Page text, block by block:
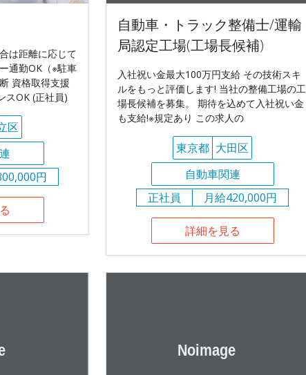
は距離に応じて
通勤OK（※駐車
資格取得支援
スOK (正社員)
区
円
自動車・トラック整備士/運輸
局認定工場(工場長候補)
入社祝い金最大100万円支給 その技術スキ
ルをもっと評価します! 当社の整備工場の工
場長候補を募集。 期待を込めて入社祝い金
も支給!※規定あり この求人の
東京都 大田区
自動車関連
正社員
月給420,000円
詳細を見る